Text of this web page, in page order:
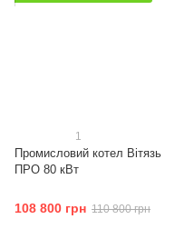
1
Промисловий котел Вітязь
ПРО 80 кВт
108 800 грн 110 800 грн